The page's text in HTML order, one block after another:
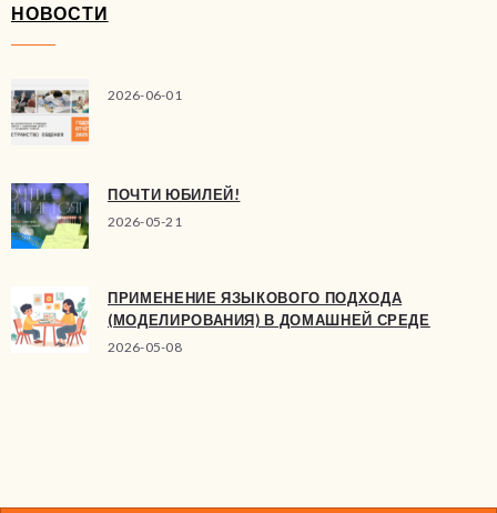
НОВОСТИ
2026-06-01
ПОЧТИ ЮБИЛЕЙ!
2026-05-21
ПРИМЕНЕНИЕ ЯЗЫКОВОГО ПОДХОДА
(МОДЕЛИРОВАНИЯ) В ДОМАШНЕЙ СРЕДЕ
2026-05-08